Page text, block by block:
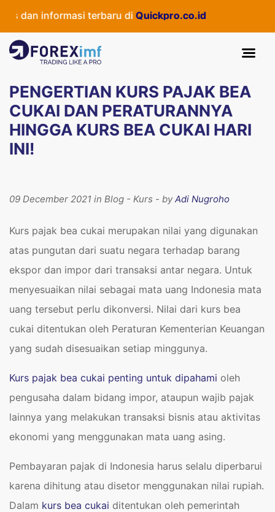
informasi terbaru diQuickpro.co.id
PENGERTIAN KURS PAJAK BEA
CUKAI DAN PERATURANNYA
HINGGA KURS BEA CUKAI HARI
INI!
09 December 2021 in Blog - Kurs - byAdi Nugroho
Kurs pajak bea cukai merupakan nilai yang digunakan
atas pungutan dari suatu negara terhadap barang
ekspor dan impor dari transaksi antar negara. Untuk
menyesuaikan nilai sebagai mata uang Indonesia mata
uang tersebut perlu dikonversi. Nilai dari kurs bea
cukai ditentukan oleh Peraturan Kementerian Keuangan
yang sudah disesuaikan setiap minggunya.
Kurs pajak bea cukai penting untuk dipahami oleh
pengusaha dalam bidang impor, ataupun wajib pajak
lainnya yang melakukan transaksi bisnis atau aktivitas
ekonomi yang menggunakan mata uang asing.
Pembayaran pajak di Indonesia harus selalu diperbarui
karena dihitung atau disetor menggunakan nilai rupiah.
Dalam kurs bea cukai ditentukan oleh pemerintah